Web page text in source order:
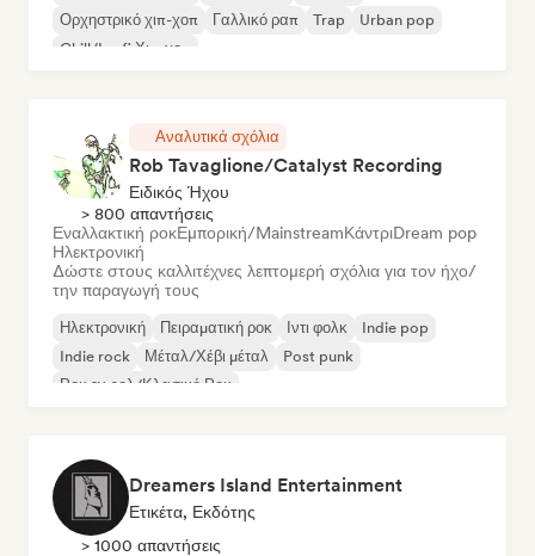
Ορχηστρικό χιπ-χοπ Γαλλικό ραπ Trap
Urban pop
Chill/Lo-fi Χιπ-χοπ
Αναλυτικά σχόλια
Rob Tavaglione/Catalyst Recording
Ειδικός Ήχου
> 800 απαντήσεις
Εναλλακτική ροκΕμπορική/MainstreamΚάντριDream pop
Ηλεκτρονική
Δώστε στους καλλιτέχνες λεπτομερή σχόλια για τον ήχο/
την παραγωγή τους
Ηλεκτρονική Πειραματική ροκ Ιντι φολκ
Indie pop
Indie rock
Μέταλ/Χέβι μέταλ
Post punk
Ροκ εν ρολ/Κλασικό Ροκ
Dreamers Island Entertainment
Ετικέτα, Εκδότης
> 1000 απαντήσεις